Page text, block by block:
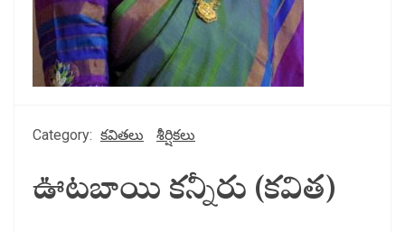
Category: కవితలు శీర్షికలు
ఊటబాయి కన్నీరు (కవిత)